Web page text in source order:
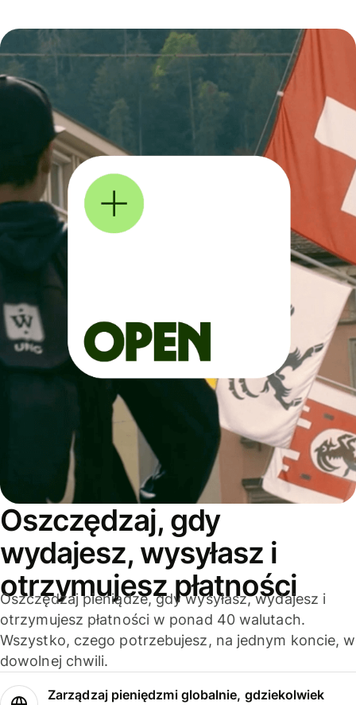
Oszczędzaj, gdy
wydajesz, wysyłasz i
otrzymujesz płatności
Oszczędzaj pieniądze, gdy wysyłasz, wydajesz i
otrzymujesz płatności w ponad 40 walutach.
Wszystko, czego potrzebujesz, na jednym koncie, w
dowolnej chwili.
Zarządzaj pieniędzmi globalnie, gdziekolwiek